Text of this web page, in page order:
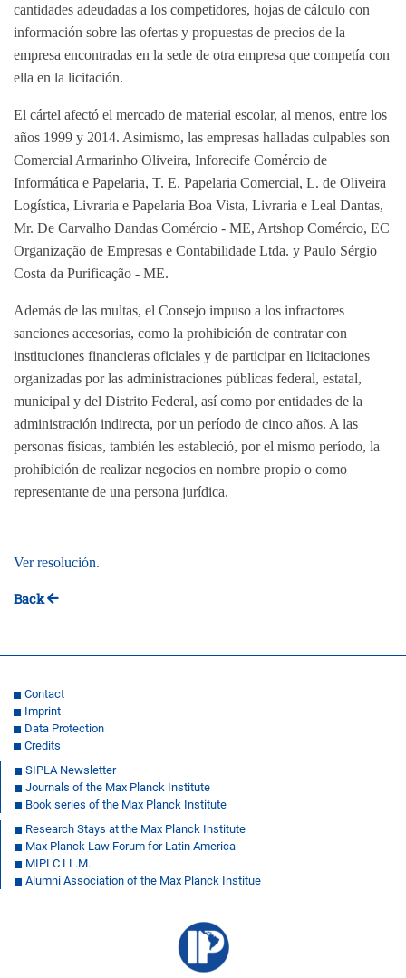
cantidades adeudadas a los competidores, hojas de cálculo con
información sobre las ofertas y propuestas de precios de la
empresa encontradas en la sede de otra empresa que competía con
ella en la licitación.
El cártel afectó el mercado de material escolar, al menos, entre los
años 1999 y 2014. Asimismo, las empresas halladas culpables son
Comercial Armarinho Oliveira, Inforecife Comércio de
Informática e Papelaria, T. E. Papelaria Comercial, L. de Oliveira
Logística, Livraria e Papelaria Boa Vista, Livraria e Leal Dantas,
Mr. De Carvalho Dandas Comércio - ME, Artshop Comércio, EC
Organização de Empresas e Contabilidade Ltda. y Paulo Sérgio
Costa da Purificação - ME.
Además de las multas, el Consejo impuso a los infractores
sanciones accesorias, como la prohibición de contratar con
instituciones financieras oficiales y de participar en licitaciones
organizadas por las administraciones públicas federal, estatal,
municipal y del Distrito Federal, así como por entidades de la
administración indirecta, por un período de cinco años. A las
personas físicas, también les estableció, por el mismo período, la
prohibición de realizar negocios en nombre propio o como
representante de una persona jurídica.
Ver resolución.
Back
Contact
Imprint
Data Protection
Credits
SIPLA Newsletter
Journals of the Max Planck Institute
Book series of the Max Planck Institute
Research Stays at the Max Planck Institute
Max Planck Law Forum for Latin America
MIPLC LL.M.
Alumni Association of the Max Planck Institue